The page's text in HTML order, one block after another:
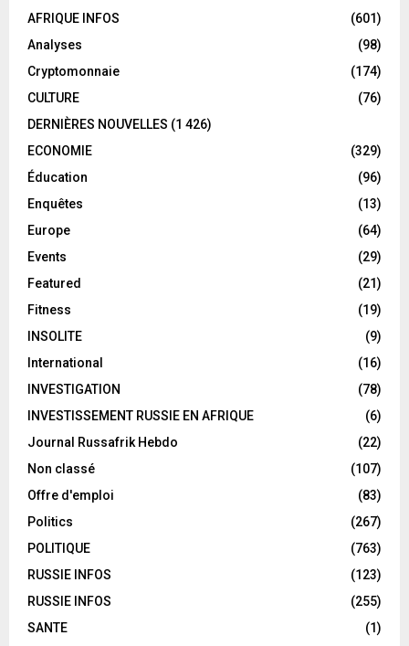
AFRIQUE INFOS
(601)
Analyses
(98)
Cryptomonnaie
(174)
CULTURE
(76)
DERNIÈRES NOUVELLES (1 426)
ECONOMIE
(329)
Éducation
(96)
Enquêtes
(13)
Europe
(64)
Events
(29)
Featured
(21)
Fitness
(19)
INSOLITE
(9)
International
(16)
INVESTIGATION
(78)
INVESTISSEMENT RUSSIE EN AFRIQUE
(6)
Journal Russafrik Hebdo
(22)
Non classé
(107)
Offre d'emploi
(83)
Politics
(267)
POLITIQUE
(763)
RUSSIE INFOS
(123)
RUSSIE INFOS
(255)
SANTE
(1)